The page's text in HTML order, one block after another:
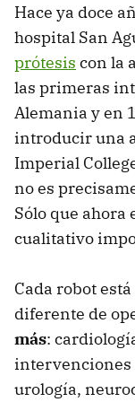
Hace ya doce
hospital San
prótesis con la
las primeras
Alemania y en
introducir una
Imperial
no es
Sólo que
cualitativo
Cada robot
diferente de
más:
intervenciones
urología,